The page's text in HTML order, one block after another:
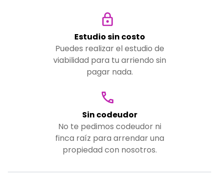
Estudio sin costo
Puedes realizar el estudio de
viabilidad para tu arriendo sin
pagar nada.
Sin codeudor
No te pedimos codeudor ni
finca raíz para arrendar una
propiedad con nosotros.